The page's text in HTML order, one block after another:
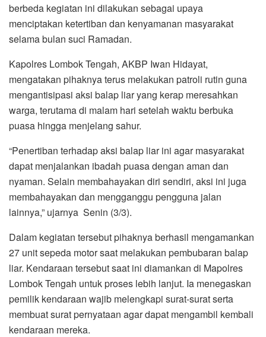
berbeda kegiatan ini dilakukan sebagai upaya
menciptakan ketertiban dan kenyamanan masyarakat
selama bulan suci Ramadan.
Kapolres Lombok Tengah, AKBP Iwan Hidayat,
mengatakan pihaknya terus melakukan patroli rutin guna
mengantisipasi aksi balap liar yang kerap meresahkan
warga, terutama di malam hari setelah waktu berbuka
puasa hingga menjelang sahur.
“Penertiban terhadap aksi balap liar ini agar masyarakat
dapat menjalankan ibadah puasa dengan aman dan
nyaman. Selain membahayakan diri sendiri, aksi ini juga
membahayakan dan mengganggu pengguna jalan
lainnya,” ujarnya Senin (3/3).
Dalam kegiatan tersebut pihaknya berhasil mengamankan
27 unit sepeda motor saat melakukan pembubaran balap
liar. Kendaraan tersebut saat ini diamankan di Mapolres
Lombok Tengah untuk proses lebih lanjut. Ia menegaskan
pemilik kendaraan wajib melengkapi surat-surat serta
membuat surat pernyataan agar dapat mengambil kembali
kendaraan mereka.